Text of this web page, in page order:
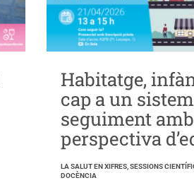
Habitatge,
cap a un
seguiment amb
perspectiva
LA SALUT EN XIFRES, SESSIONS
DOCÈNCIA